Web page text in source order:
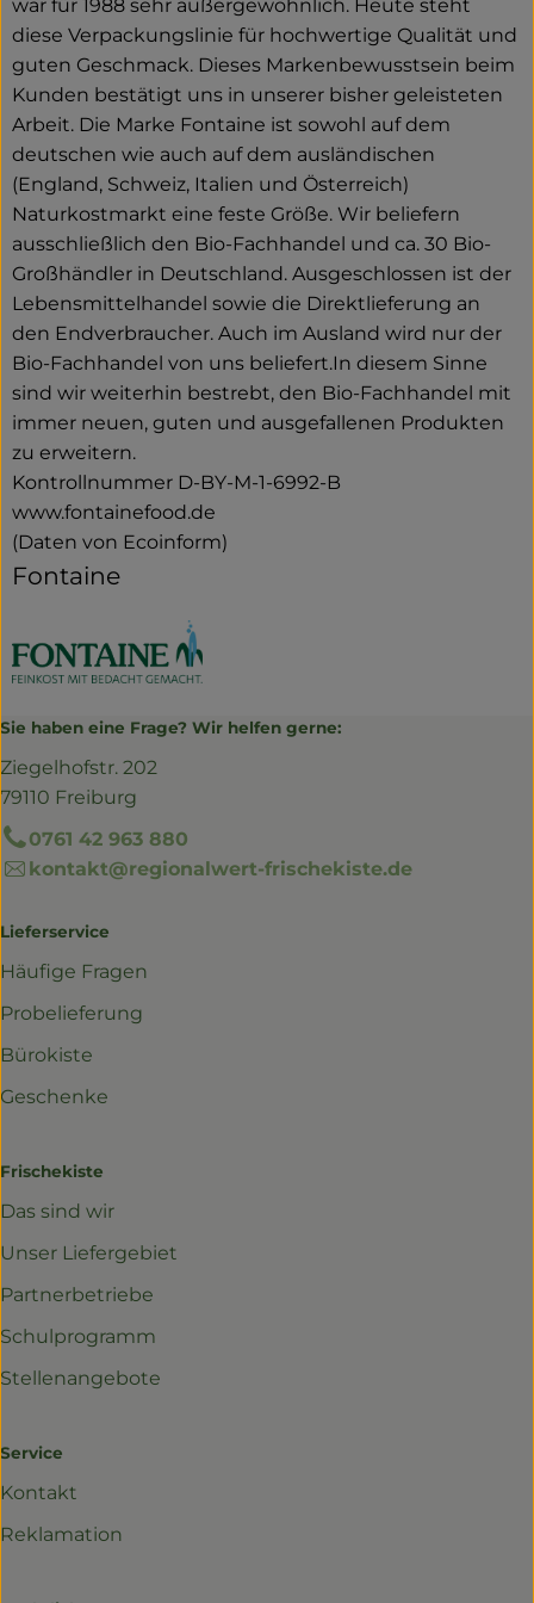
war für 1988 sehr außergewöhnlich. Heute steht
diese Verpackungslinie für hochwertige Qualität und
guten Geschmack. Dieses Markenbewusstsein beim
Kunden bestätigt uns in unserer bisher geleisteten
Arbeit. Die Marke Fontaine ist sowohl auf dem
deutschen wie auch auf dem ausländischen
(England, Schweiz, Italien und Österreich)
Naturkostmarkt eine feste Größe. Wir beliefern
ausschließlich den Bio-Fachhandel und ca. 30 Bio-
Großhändler in Deutschland. Ausgeschlossen ist der
Lebensmittelhandel sowie die Direktlieferung an
den Endverbraucher. Auch im Ausland wird nur der
Bio-Fachhandel von uns beliefert.In diesem Sinne
sind wir weiterhin bestrebt, den Bio-Fachhandel mit
immer neuen, guten und ausgefallenen Produkten
zu erweitern.
Kontrollnummer D-BY-M-1-6992-B
www.fontainefood.de
(Daten von Ecoinform)
Fontaine
Sie haben eine Frage? Wir helfen gerne:
Ziegelhofstr. 202
79110 Freiburg
0761 42 963 880
kontakt@regionalwert-frischekiste.de
Lieferservice
Häufige Fragen
Probelieferung
Bürokiste
Geschenke
Frischekiste
Das sind wir
Unser Liefergebiet
Partnerbetriebe
Schulprogramm
Stellenangebote
Service
Kontakt
Reklamation